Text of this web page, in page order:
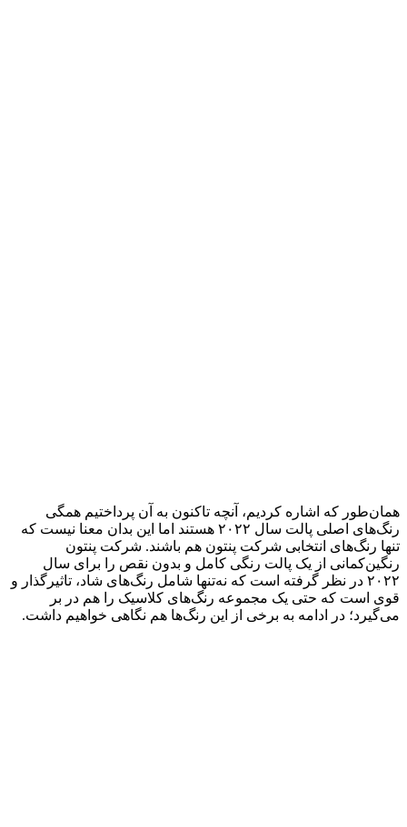
همان‌طور که اشاره کردیم، آنچه تاکنون به آن‌ پرداختیم همگی
رنگ‌های اصلی پالت سال ۲۰۲۲ هستند اما این بدان معنا نیست که
تنها رنگ‌های انتخابی شرکت پنتون هم باشند. شرکت پنتون
رنگین‌کمانی از یک پالت رنگی کامل و بدون نقص را برای سال
۲۰۲۲ در نظر گرفته است که نه‌تنها شامل رنگ‌های شاد، تاثیرگذار و
قوی است که حتی یک مجموعه رنگ‌های کلاسیک را هم در بر
می‌گیرد؛ در ادامه به برخی از این رنگ‌ها هم نگاهی خواهیم داشت.